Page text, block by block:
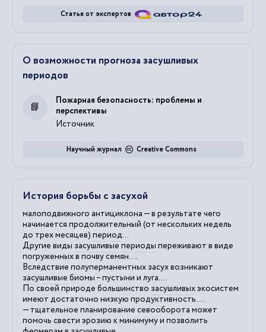
Статья от экспертов
О возможности прогноза засушливых
периодов
Источник
Пожарная безопасность: проблемы и
перспективы
Creative Commons
Научный журнал
История борьбы с засухой
малоподвижного антициклона — в результате чего
начинается продолжительный (от нескольких недель
до трех месяцев) период...
Другие виды засушливыепериоды переживают в виде
погруженных в почву семян....
Вследствие полуперманентных засух возникают
засушливые биомы – пустыни и луга....
По своей природе большинство засушливыхэкосистем
имеют достаточно низкую продуктивность....
— тщательное планирование севооборота может
помочь свести эрозию к минимуму и позволить